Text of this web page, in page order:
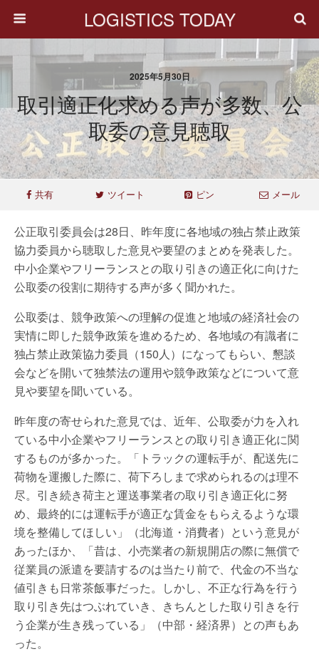
LOGISTICS TODAY
2025年5月30日
取引適正化求める声が多数、公
取委の意見聴取
共有 ツイート ピン メール
公正取引委員会は28日、昨年度に各地域の独占禁止政策
協力委員から聴取した意見や要望のまとめを発表した。
中小企業やフリーランスとの取り引きの適正化に向けた
公取委の役割に期待する声が多く聞かれた。
公取委は、競争政策への理解の促進と地域の経済社会の
実情に即した競争政策を進めるため、各地域の有識者に
独占禁止政策協力委員（150人）になってもらい、懇談
会などを開いて独禁法の運用や競争政策などについて意
見や要望を聞いている。
昨年度の寄せられた意見では、近年、公取委が力を入れ
ている中小企業やフリーランスとの取り引き適正化に関
するものが多かった。「トラックの運転手が、配送先に
荷物を運搬した際に、荷下ろしまで求められるのは理不
尽。引き続き荷主と運送事業者の取り引き適正化に努
め、最終的には運転手が適正な賃金をもらえるような環
境を整備してほしい」（北海道・消費者）という意見が
あったほか、「昔は、小売業者の新規開店の際に無償で
従業員の派遣を要請するのは当たり前で、代金の不当な
値引きも日常茶飯事だった。しかし、不正な行為を行う
取り引き先はつぶれていき、きちんとした取り引きを行
う企業が生き残っている」（中部・経済界）との声もあ
った。